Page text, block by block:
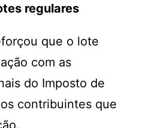
regulares
que o lote
com as
do Imposto de
contribuintes que